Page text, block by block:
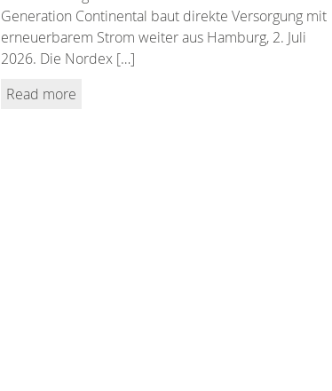
Generation Continental baut direkte Versorgung mit
erneuerbarem Strom weiter aus Hamburg, 2. Juli
2026. Die Nordex […]
Read more